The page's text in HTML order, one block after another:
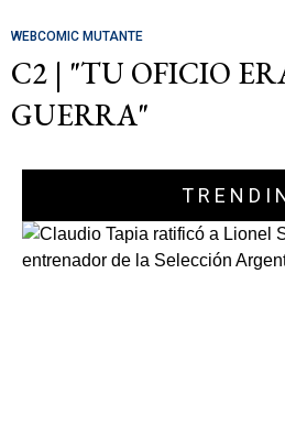
WEBCOMIC MUTANTE
C2 | "TU OFICIO
GUERRA"